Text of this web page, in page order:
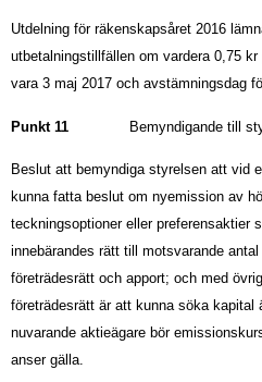
Utdelning för räkenskapsåret 2016
utbetalningstillfällen om vardera 0,75
vara 3 maj 2017 och avstämningsdag
Punkt 11 Bemyndigande till
Beslut att bemyndiga styrelsen att vid
kunna fatta beslut om nyemission av
teckningsoptioner eller preferensaktier
innebärandes rätt till motsvarande
företrädesrätt och apport; och med
företrädesrätt är att kunna söka
nuvarande aktieägare bör
anser gälla.